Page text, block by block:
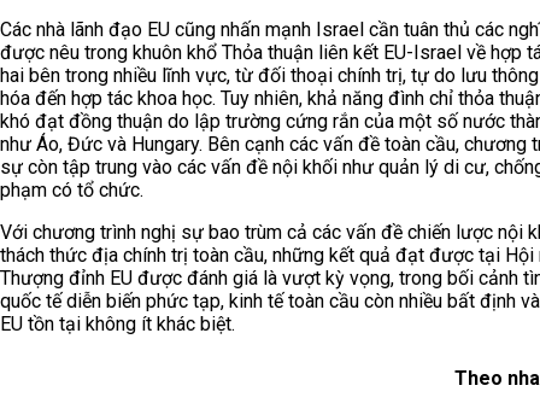
Các nhà lãnh đạo EU cũng nhấn mạnh Israel cần tuân thủ các
được nêu trong khuôn khổ Thỏa thuận liên kết EU-Israel về hợp
hai bên trong nhiều lĩnh vực, từ đối thoại chính trị, tự do lưu
hóa đến hợp tác khoa học. Tuy nhiên, khả năng đình chỉ thỏa
khó đạt đồng thuận do lập trường cứng rắn của một số nước
như Áo, Đức và Hungary. Bên cạnh các vấn đề toàn cầu, chương
sự còn tập trung vào các vấn đề nội khối như quản lý di cư,
phạm có tổ chức.
Với chương trình nghị sự bao trùm cả các vấn đề chiến lược nội
thách thức địa chính trị toàn cầu, những kết quả đạt được tại Hội
Thượng đỉnh EU được đánh giá là vượt kỳ vọng, trong bối cảnh
quốc tế diễn biến phức tạp, kinh tế toàn cầu còn nhiều bất định
EU tồn tại không ít khác biệt.
Theo